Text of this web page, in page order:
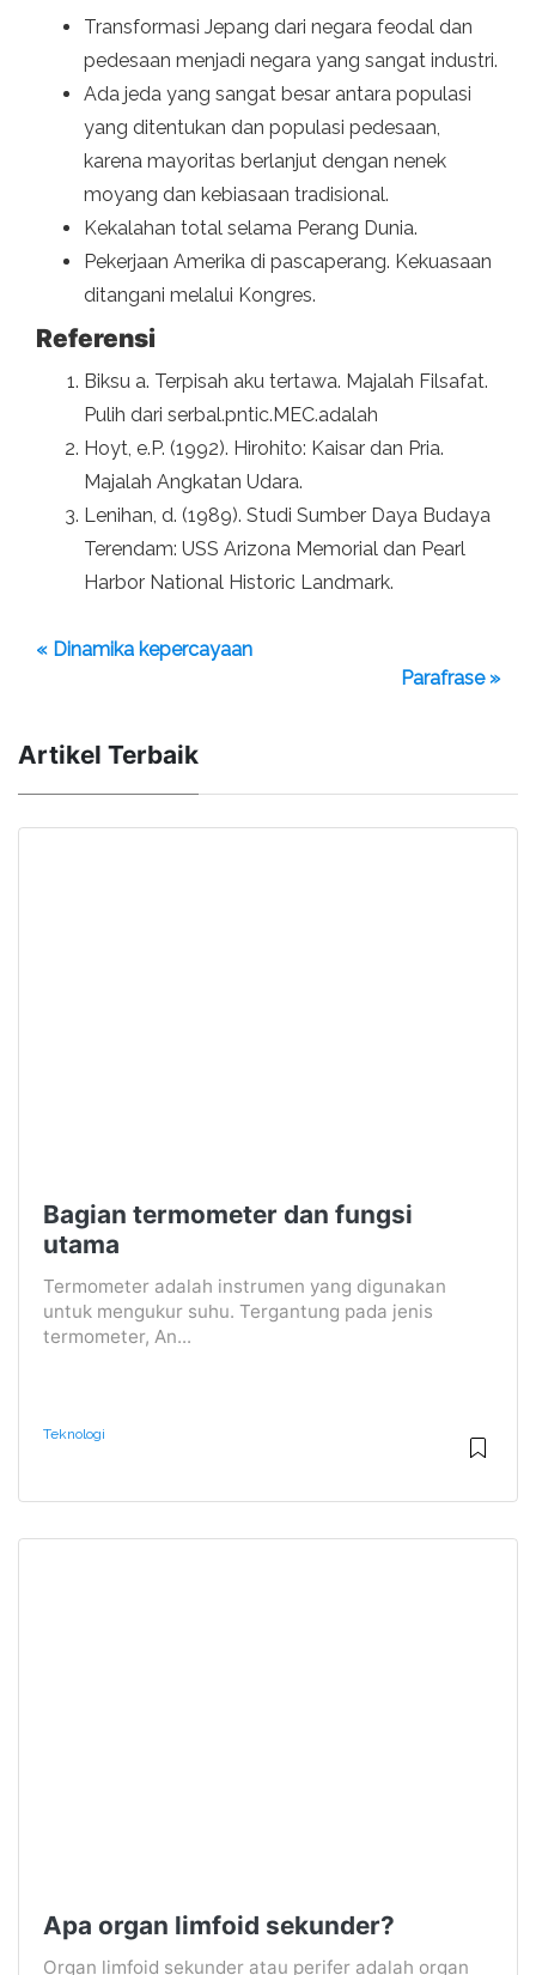
Transformasi Jepang dari negara feodal dan
pedesaan menjadi negara yang sangat industri.
Ada jeda yang sangat besar antara populasi
yang ditentukan dan populasi pedesaan,
karena mayoritas berlanjut dengan nenek
moyang dan kebiasaan tradisional.
Kekalahan total selama Perang Dunia.
Pekerjaan Amerika di pascaperang. Kekuasaan
ditangani melalui Kongres.
Referensi
Biksu a. Terpisah aku tertawa. Majalah Filsafat.
Pulih dari serbal.pntic.MEC.adalah
Hoyt, e.P. (1992). Hirohito: Kaisar dan Pria.
Majalah Angkatan Udara.
Lenihan, d. (1989). Studi Sumber Daya Budaya
Terendam: USS Arizona Memorial dan Pearl
Harbor National Historic Landmark.
« Dinamika kepercayaan
Parafrase »
Artikel Terbaik
Bagian termometer dan fungsi
utama
Termometer adalah instrumen yang digunakan
untuk mengukur suhu. Tergantung pada jenis
termometer, An...
Teknologi
Apa organ limfoid sekunder?
Organ limfoid sekunder atau perifer adalah organ